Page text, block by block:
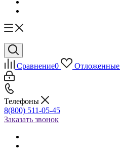
Сравнение0 Отложенные
Телефоны
8(800) 511-05-45
Заказать звонок